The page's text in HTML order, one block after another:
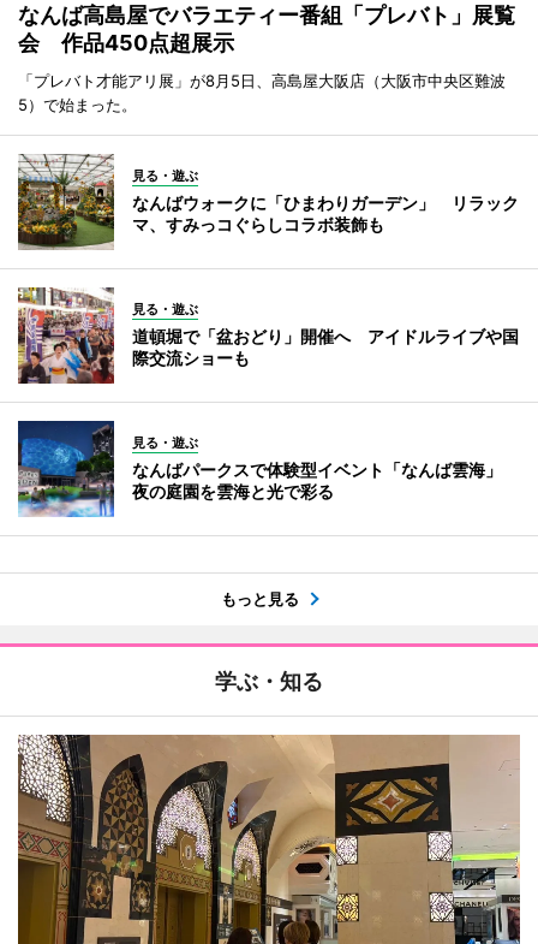
なんば高島屋でバラエティー番組「プレバト」展覧
会 作品450点超展示
「プレバト才能アリ展」が8月5日、高島屋大阪店（大阪市中央区難波
5）で始まった。
見る・遊ぶ
なんばウォークに「ひまわりガーデン」 リラック
マ、すみっコぐらしコラボ装飾も
見る・遊ぶ
道頓堀で「盆おどり」開催へ アイドルライブや国
際交流ショーも
見る・遊ぶ
なんばパークスで体験型イベント「なんば雲海」
夜の庭園を雲海と光で彩る
もっと見る
学ぶ・知る